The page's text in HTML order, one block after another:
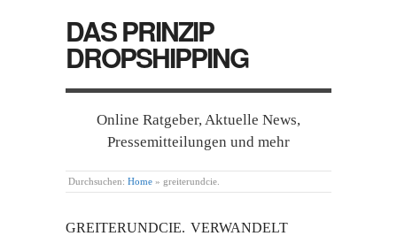
DAS PRINZIP
DROPSHIPPING
Online Ratgeber, Aktuelle News,
Pressemitteilungen und mehr
Durchsuchen: Home » greiterundcie.
GREITERUNDCIE. VERWANDELT